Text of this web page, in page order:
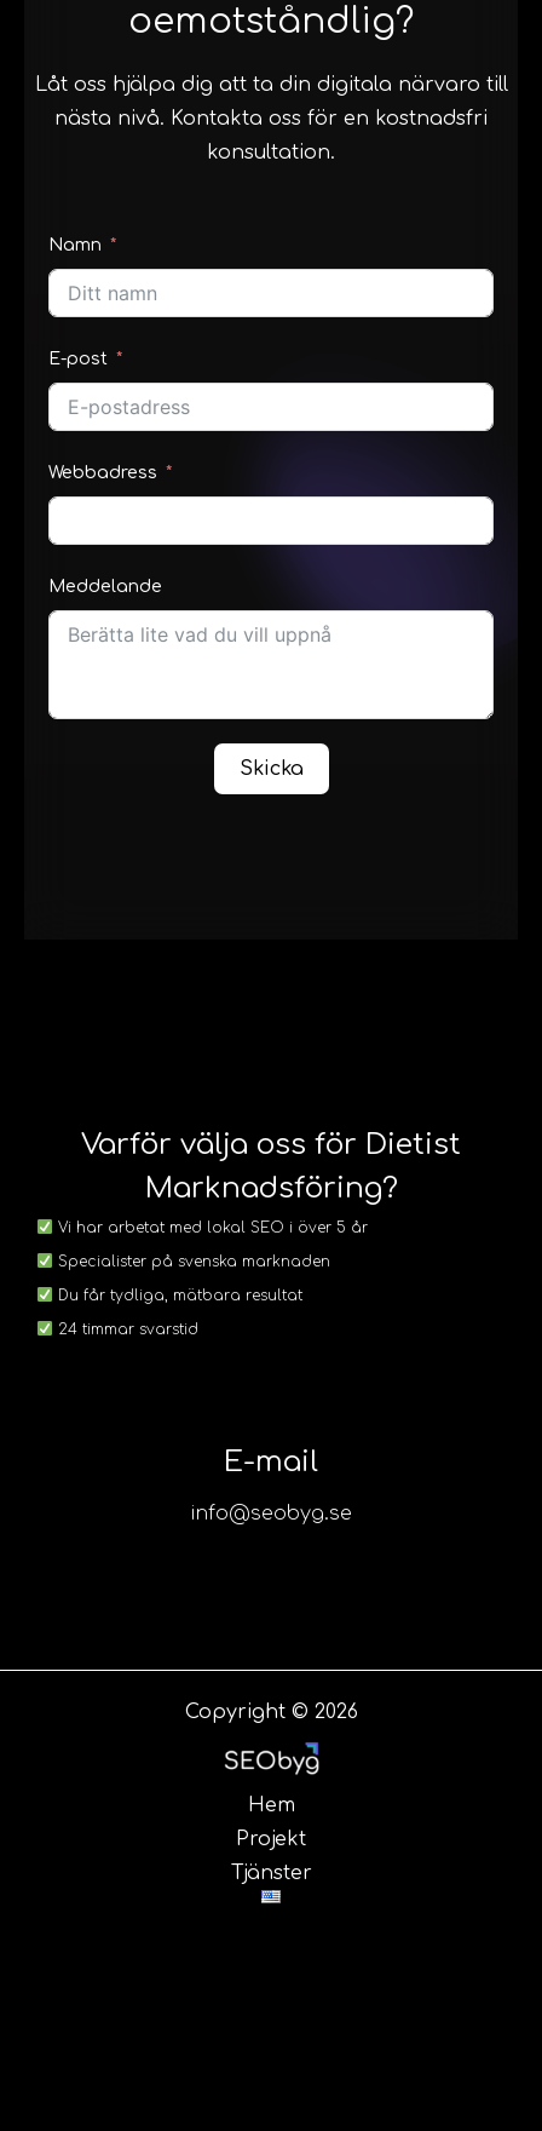
oemotståndlig?
Låt oss hjälpa dig att ta din digitala närvaro till
nästa nivå. Kontakta oss för en kostnadsfri
konsultation.
Namn
E-post
Webbadress
Meddelande
Skicka
Varför välja oss för Dietist
Marknadsföring?
Vi har arbetat med lokal SEO i över 5 år
Specialister på svenska marknaden
Du får tydliga, mätbara resultat
24 timmar svarstid
E-mail
info@seobyg.se
Copyright © 2026
Hem
Projekt
Tjänster